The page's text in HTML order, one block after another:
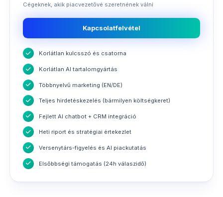
Cégeknek, akik piacvezetővé szeretnének válni
Kapcsolatfelvétel
Korlátlan kulcsszó és csatorna
Korlátlan AI tartalomgyártás
Többnyelvű marketing (EN/DE)
Teljes hirdetéskezelés (bármilyen költségkeret)
Fejlett AI chatbot + CRM integráció
Heti riport és stratégiai értekezlet
Versenytárs-figyelés és AI piackutatás
Elsőbbségi támogatás (24h válaszidő)